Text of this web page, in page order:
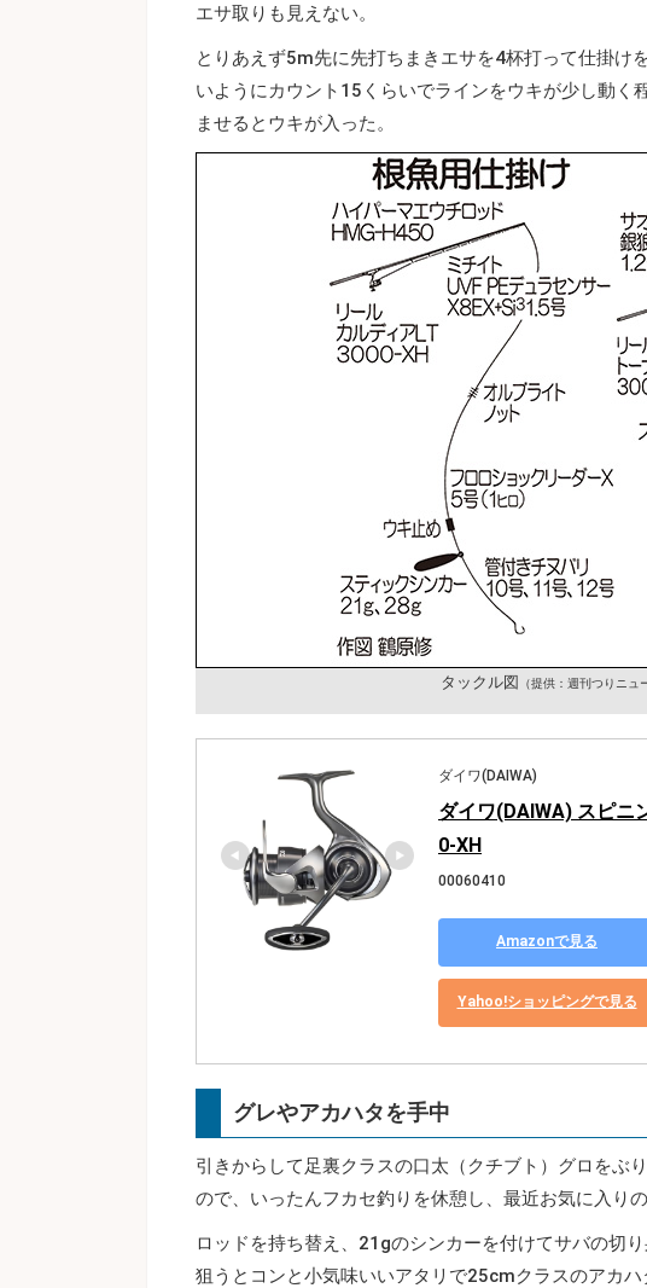
エサ取りも見えない。
とりあえず5m先に先打ちまきエサを4杯打って仕掛け
いようにカウント15くらいでラインをウキが少し動く
ませるとウキが入った。
タックル図 （提供：週刊つりニュ
ダイワ(DAIWA)
ダイワ(DAIWA) スピニ
0-XH
00060410
Amazonで見る
Yahoo!ショッピングで見る
グレやアカハタを手中
引きからして足裏クラスの口太（クチブト）グロをぶ
ので、いったんフカセ釣りを休憩し、最近お気に入り
ロッドを持ち替え、21gのシンカーを付けてサバの切
狙うとコンと小気味いいアタリで25cmクラスのアカ